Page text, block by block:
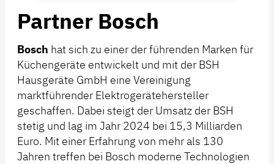
Partner Bosch
Bosch hat sich zu einer der führenden Marken für
Küchengeräte entwickelt und mit der BSH
Hausgeräte GmbH eine Vereinigung
marktführender Elektrogerätehersteller
geschaffen. Dabei steigt der Umsatz der BSH
stetig und lag im Jahr 2024 bei 15,3 Milliarden
Euro. Mit einer Erfahrung von mehr als 130
Jahren treffen bei Bosch moderne Technologien